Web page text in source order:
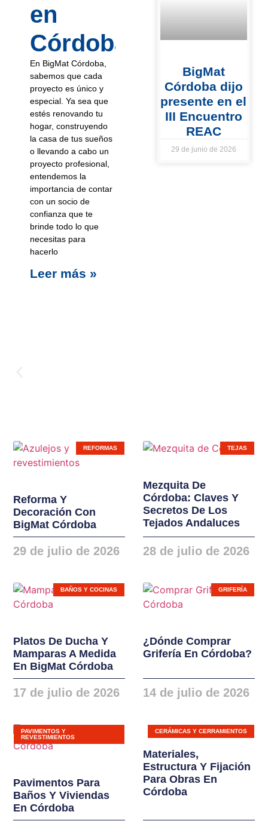
en
Córdoba?
En BigMat Córdoba,
sabemos que cada
proyecto es único y
especial. Ya sea que
estés renovando tu
hogar, construyendo
la casa de tus sueños
o llevando a cabo un
proyecto profesional,
entendemos la
importancia de contar
con un socio de
confianza que te
brinde todo lo que
necesitas para
hacerlo
Leer más »
BigMat
Córdoba dijo
presente en el
III Encuentro
REAC
29 de junio de 2026
Ampliamos líneas de
productos en nuestras
instalaciones. Nuevas
gamas de ventanas,
balconeras, cierres y
ALUMINIO
REFORMAS
Reforma Y
Decoración Con
BigMat Córdoba
29 de julio de 2026
TEJAS
Mezquita De
Córdoba: Claves Y
Secretos De Los
Tejados Andaluces
28 de julio de 2026
BAÑOS Y COCINAS
Platos De Ducha Y
Mamparas A Medida
En BigMat Córdoba
17 de julio de 2026
GRIFERÍA
¿Dónde Comprar
Grifería En Córdoba?
14 de julio de 2026
PAVIMENTOS Y
REVESTIMIENTOS
Pavimentos Para
Baños Y Viviendas
En Córdoba
CERÁMICAS Y CERRAMIENTOS
Materiales,
Estructura Y Fijación
Para Obras En
Córdoba